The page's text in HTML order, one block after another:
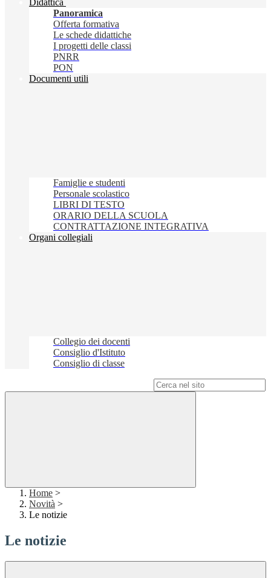
Didattica
Panoramica
Offerta formativa
Le schede didattiche
I progetti delle classi
PNRR
PON
Documenti utili
Famiglie e studenti
Personale scolastico
LIBRI DI TESTO
ORARIO DELLA SCUOLA
CONTRATTAZIONE INTEGRATIVA
Organi collegiali
Collegio dei docenti
Consiglio d'Istituto
Consiglio di classe
Home >
Novità >
Le notizie
Le notizie